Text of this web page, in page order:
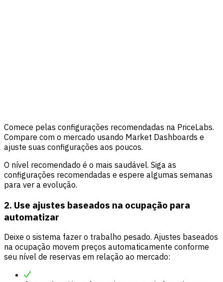
Comece pelas configurações recomendadas na PriceLabs.
Compare com o mercado usando Market Dashboards e
ajuste suas configurações aos poucos.
O nível recomendado é o mais saudável. Siga as
configurações recomendadas e espere algumas semanas
para ver a evolução.
2. Use ajustes baseados na ocupação para
automatizar
Deixe o sistema fazer o trabalho pesado. Ajustes baseados
na ocupação movem preços automaticamente conforme
seu nível de reservas em relação ao mercado: